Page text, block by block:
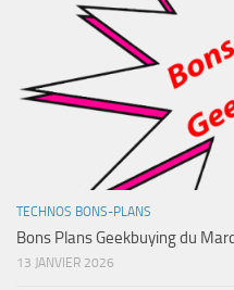
TECHNOS BONS-PLANS
Bons Plans Geekbuying du
13 JANVIER 2026